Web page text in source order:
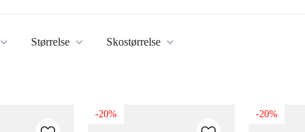
Størrelse Skostørrelse
-20% -20%